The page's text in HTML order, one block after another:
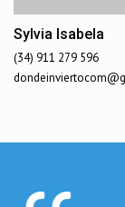
Sylvia Isabela
(34) 911 279 596